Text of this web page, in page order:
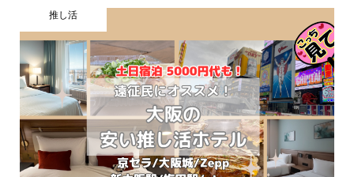
推し活